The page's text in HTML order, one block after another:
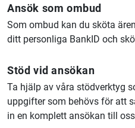
Ansök som ombud
Som ombud kan du sköta
ditt personliga BankID och
Stöd vid ansökan
Ta hjälp av våra stödverktyg
uppgifter som behövs för att
in en komplett ansökan till